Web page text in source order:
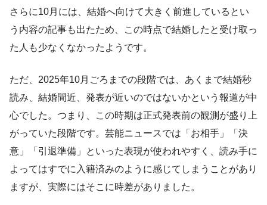
さらに10月には、結婚へ向けて大きく前進しているとい
う内容の記事も出たため、この時点で結婚したと受け取っ
た人も少なくなかったようです。
ただ、2025年10月ごろまでの段階では、あくまで結婚秒
読み、結婚間近、発表が近いのではないかという報道が中
心でした。つまり、この時期は正式発表前の観測が盛り上
がっていた段階です。芸能ニュースでは「お相手」「決
意」「引退準備」といった表現が使われやすく、読み手に
よってはすでに入籍済みのように感じてしまうことがあり
ますが、実際にはそこに時差がありました。